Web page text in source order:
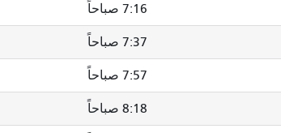
7:16 صباحاً
7:37 صباحاً
7:57 صباحاً
8:18 صباحاً